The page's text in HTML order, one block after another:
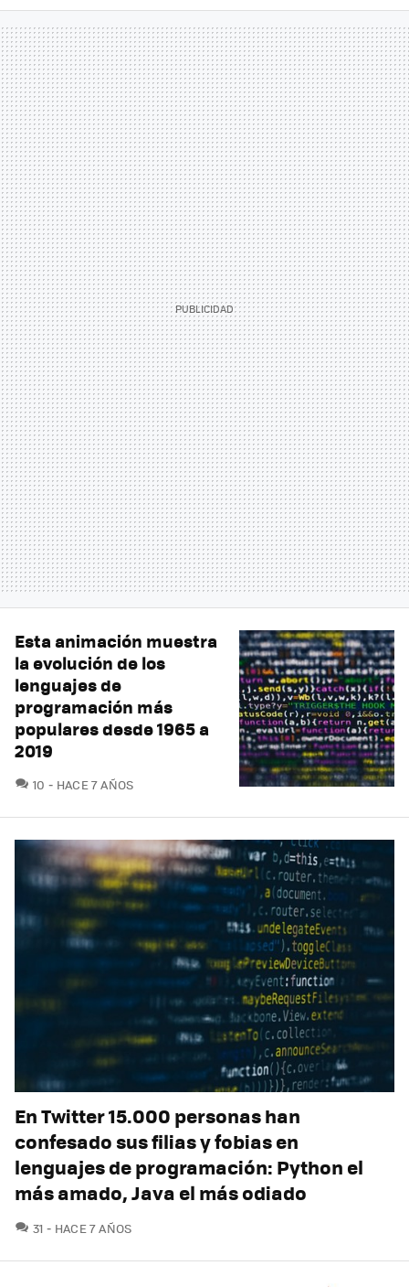
Esta animación muestra
la evolución de los
lenguajes de
programación más
populares desde 1965 a
2019
10 COMENTARIOS
HACE 7 AÑOS
En Twitter 15.000 personas han
confesado sus filias y fobias en
lenguajes de programación: Python el
más amado, Java el más odiado
31 COMENTARIOS
HACE 7 AÑOS